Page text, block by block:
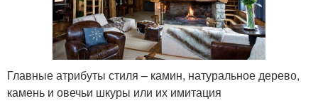
Главные атрибуты стиля – камин, натуральное дерево,
камень и овечьи шкуры или их имитация